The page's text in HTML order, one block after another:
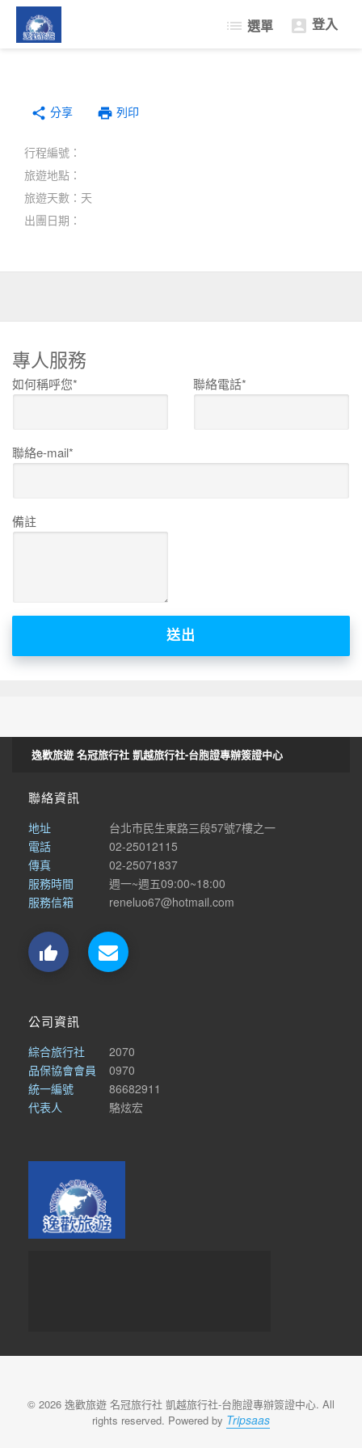
list 選單
韓國樂遊遊
 登入
share 分享 print 列印
行程編號：
旅遊地點：
旅遊天數：天
出團日期：
專人服務
如何稱呼您* 聯絡電話*
聯絡e-mail*
備註
送出
逸歡旅遊 名冠旅行社 凱越旅行社-台胞證專辦簽證中心
聯絡資訊
地址
台北市民生東路三段57號7樓之一
電話
02-25012115
傳真
02-25071837
服務時間
週一~週五09:00~18:00
服務信箱
reneluo67@hotmail.com

公司資訊
綜合旅行社
2070
品保協會會員
0970
統一編號
86682911
代表人
駱炫宏
© 2026 逸歡旅遊 名冠旅行社 凱越旅行社-台胞證專辦簽證中心. All
rights reserved. Powered by Tripsaas